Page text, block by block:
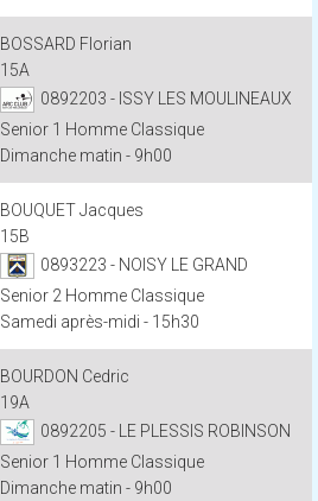
BOSSARD Florian
15A
0892203 - ISSY LES MOULINEAUX
Senior 1 Homme Classique
Dimanche matin - 9h00
BOUQUET Jacques
15B
0893223 - NOISY LE GRAND
Senior 2 Homme Classique
Samedi après-midi - 15h30
BOURDON Cedric
19A
0892205 - LE PLESSIS ROBINSON
Senior 1 Homme Classique
Dimanche matin - 9h00